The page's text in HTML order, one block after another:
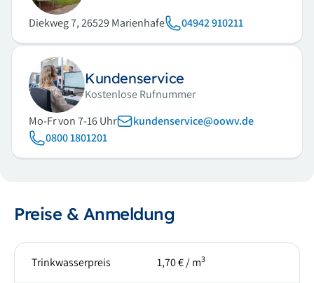
Preise & Anmeldung
Trinkwasserpreis 1,70 € / m3
Diekweg 7, 26529 Marienhafe 04942 910211
Kundenservice
Kostenlose Rufnummer
Mo-Fr von 7-16 Uhr
kundenservice@oowv.de
0800 1801201